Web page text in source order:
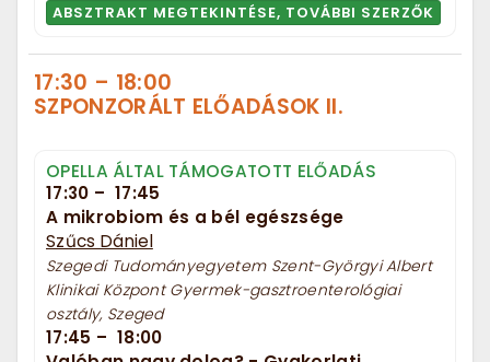
ABSZTRAKT MEGTEKINTÉSE, TOVÁBBI SZERZŐK
17:30 – 18:00
SZPONZORÁLT ELŐADÁSOK II.
OPELLA ÁLTAL TÁMOGATOTT ELŐADÁS
17:30 – 17:45
A mikrobiom és a bél egészsége
Szűcs Dániel
Szegedi Tudományegyetem Szent-Györgyi Albert
Klinikai Központ Gyermek-gasztroenterológiai
osztály, Szeged
17:45 – 18:00